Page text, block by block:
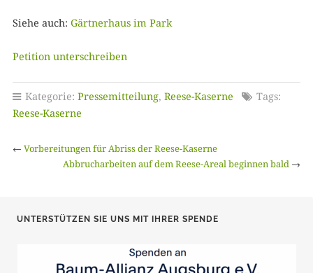
Siehe auch: Gärtnerhaus im Park
Petition unterschreiben
Kategorie: Pressemitteilung, Reese-Kaserne
Tags:
Reese-Kaserne
← Vorbereitungen für Abriss der Reese-Kaserne
Abbrucharbeiten auf dem Reese-Areal beginnen bald →
UNTERSTÜTZEN SIE UNS MIT IHRER SPENDE